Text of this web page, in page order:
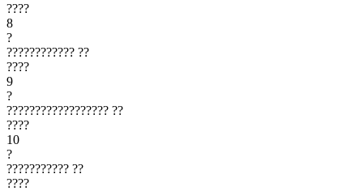
????
8
?
???????????? ??
????
9
?
?????????????????? ??
????
10
?
??????????? ??
????